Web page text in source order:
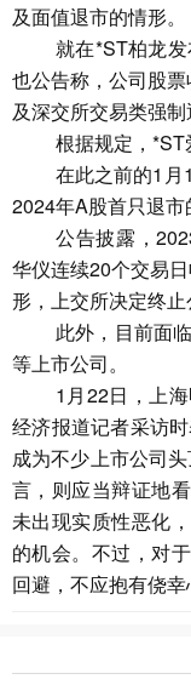
及面值退市的情形。
就在*ST柏龙
也公告称，公司股
及深交所交易类强制
根据规定，*ST
在此之前的1月
2024年A股首只退市
公告披露，
华仪连续20个交易
形，上交所决定终止
此外，目前面
等上市公司。
1月22日，上
经济报道记者采访
成为不少上市公司
言，则应当辩证地
未出现实质性恶化
的机会。不过，对
回避，不应抱有侥幸